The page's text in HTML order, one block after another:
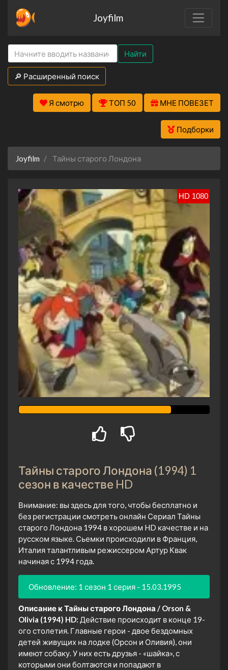
Joyfilm
Найти
🔎 Расширенный поиск
Я смотрю ТОП 50 МНЕ ПОВЕЗЕТ
Подборки
Joyfilm Тайны старого Лондона
HD 1080
Тайны старого Лондона (1994) 1
сезон в качестве HD
Внимание: вы здесь для того, чтобы бесплатно и
без регистрации смотреть онлайн Сериал Тайны
старого Лондона 1994 в хорошем HD качестве и на
русском языке. Сьемки происходили в Франция,
Италия талантливым режиссером Артур Квак
начиная с 1994 года.
Обновление: 1 сезон 1 серия - 15.03.1995
Описание к Тайны старого Лондона / Orson &
Olivia (1994) HD: Действие происходит в конце 19-
ого столетия. Главные герои - двое бездомных
детей живущих на лодке (Орсон и Оливия), они
имеют собаку. У них есть друзья - «шайка», с
которыми они болтаются и попадают в